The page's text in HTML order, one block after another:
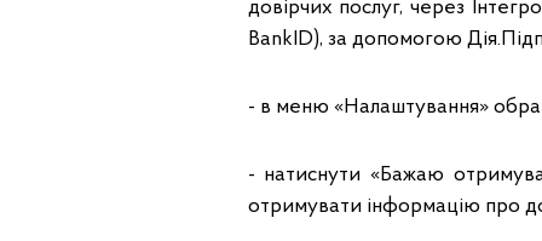
довірчих послуг, через
BankID), за допомогою
- в меню «Налаштування»
- натиснути «Бажаю
отримувати інформацію про